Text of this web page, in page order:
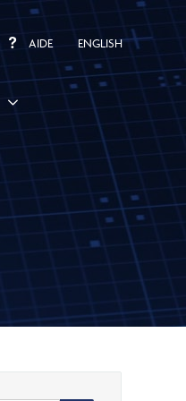
AIDE ENGLISH